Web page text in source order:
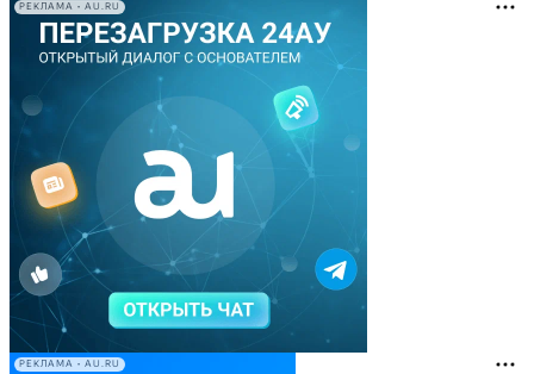
РЕКЛАМА • AU.RU
РЕКЛАМА • AU.RU